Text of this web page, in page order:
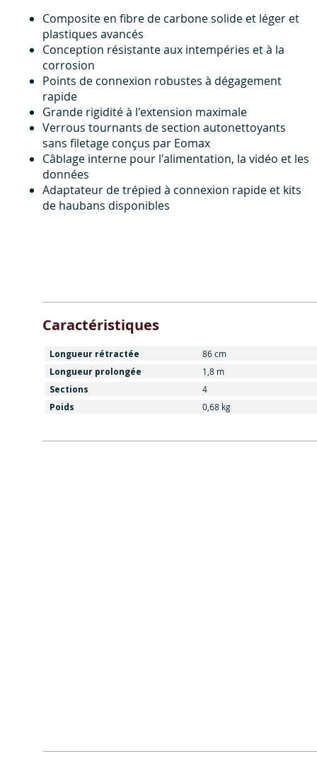
Composite en fibre de carbone solide et léger et
plastiques avancés
Conception résistante aux intempéries et à la
corrosion
Points de connexion robustes à dégagement
rapide
Grande rigidité à l'extension maximale
Verrous tournants de section autonettoyants
sans filetage conçus par Eomax
Câblage interne pour l'alimentation, la vidéo et les
données
Adaptateur de trépied à connexion rapide et kits
de haubans disponibles
Caractéristiques
Longueur rétractée 86 cm
Longueur prolongée 1,8 m
Sections 4
Poids 0,68 kg